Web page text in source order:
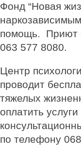
Фонд “Новая
помощь. Приют
063 577 8080.
Центр
проводит
тяжелых
оплатить
по телефону